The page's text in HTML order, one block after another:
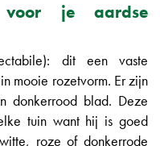
voor je aardse
dit een vaste
mooie rozetvorm. Er zijn
donkerrood blad. Deze
tuin want hij is goed
roze of donkerrode